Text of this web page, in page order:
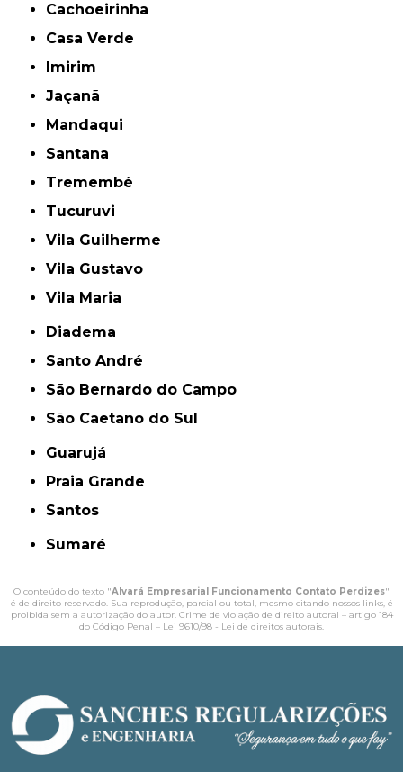
Cachoeirinha
Casa Verde
Imirim
Jaçanã
Mandaqui
Santana
Tremembé
Tucuruvi
Vila Guilherme
Vila Gustavo
Vila Maria
Diadema
Santo André
São Bernardo do Campo
São Caetano do Sul
Guarujá
Praia Grande
Santos
Sumaré
O conteúdo do texto "Alvará Empresarial Funcionamento Contato Perdizes"
é de direito reservado. Sua reprodução, parcial ou total, mesmo citando nossos links, é
proibida sem a autorização do autor. Crime de violação de direito autoral – artigo 184
do Código Penal – Lei 9610/98 - Lei de direitos autorais.